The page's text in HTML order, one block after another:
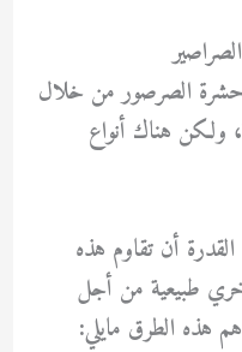
حشرة الصرصور من خلال
ولكن هناك أنواع
أن تقاوم هذه
طبيعية من أجل
هذه الطرق مايلي: